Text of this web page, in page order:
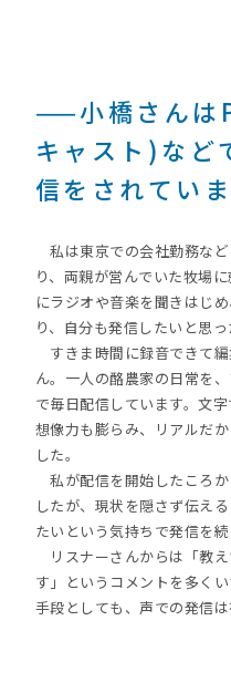
——小橋さん
キャスト)など
信をされていま
私は東京での会社勤務な
り、両親が営んでいた牧場
にラジオや音楽を聞きはじ
り、自分も発信したいと思
すきま時間に録音できて
ん。一人の酪農家の日常を
で毎日配信しています。文
想像力も膨らみ、リアルだ
した。
私が配信を開始したころ
したが、現状を隠さず伝え
たいという気持ちで発信を続
リスナーさんからは「教
す」というコメントを多く
手段としても、声での発信は